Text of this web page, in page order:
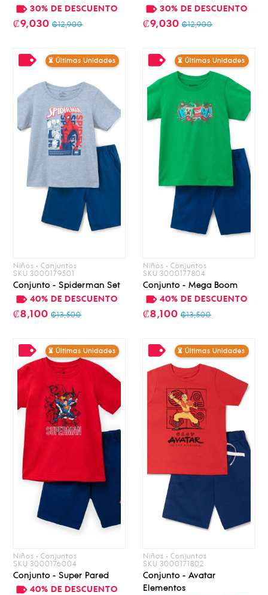
30% DE DESCUENTO
₡9,030 ₡12,900
30% DE DESCUENTO
₡9,030 ₡12,900
⏳ Últimas Unidades
Niños • Conjuntos
SKU 3000179501
Conjunto - Spiderman Set
40% DE DESCUENTO
₡8,100 ₡13,500
⏳ Últimas Unidades
Niños • Conjuntos
SKU 3000177804
Conjunto - Mega Boom
40% DE DESCUENTO
₡8,100 ₡13,500
⏳ Últimas Unidades
Niños • Conjuntos
SKU 3000176004
Conjunto - Super Pared
40% DE DESCUENTO
⏳ Últimas Unidades
Niños • Conjuntos
SKU 3000171802
Conjunto - Avatar
Elementos